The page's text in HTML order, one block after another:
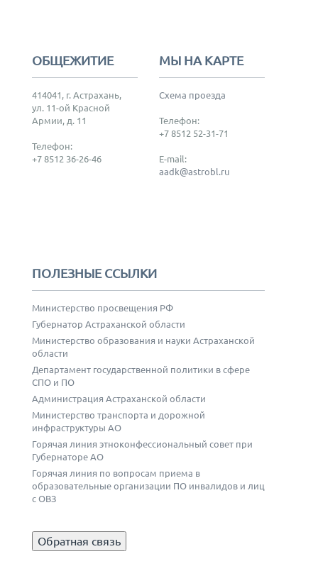
ОБЩЕЖИТИЕ
414041, г. Астрахань,
ул. 11-ой Красной
Армии, д. 11
Телефон:
+7 8512 36-26-46
МЫ НА КАРТЕ
Схема проезда
Телефон:
+7 8512 52-31-71
E-mail:
aadk@astrobl.ru
ПОЛЕЗНЫЕ ССЫЛКИ
Министерство просвещения РФ
Губернатор Астраханской области
Министерство образования и науки Астраханской
области
Департамент государственной политики в сфере
СПО и ПО
Администрация Астраханской области
Министерство транспорта и дорожной
инфраструктуры АО
Горячая линия этноконфессиональный совет при
Губернаторе АО
Горячая линия по вопросам приема в
образовательные организации ПО инвалидов и лиц
с ОВЗ
Обратная связь